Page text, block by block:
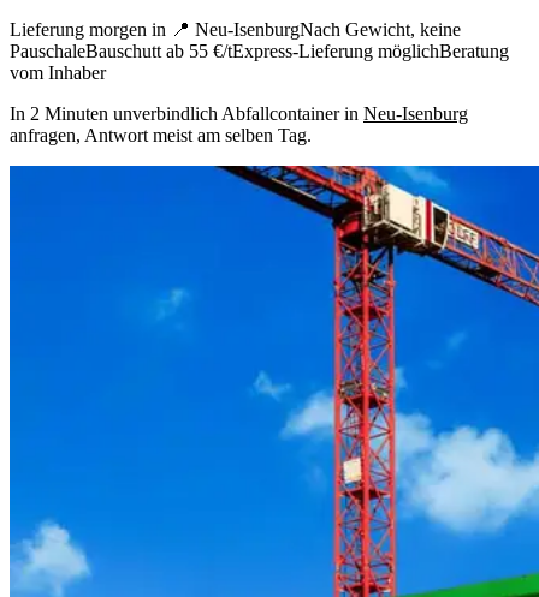
Lieferung morgen in 📍 Neu-IsenburgNach Gewicht, keine
PauschaleBauschutt ab 55 €/tExpress-Lieferung möglichBeratung
vom Inhaber
In 2 Minuten unverbindlich Abfallcontainer in Neu-Isenburg
anfragen, Antwort meist am selben Tag.